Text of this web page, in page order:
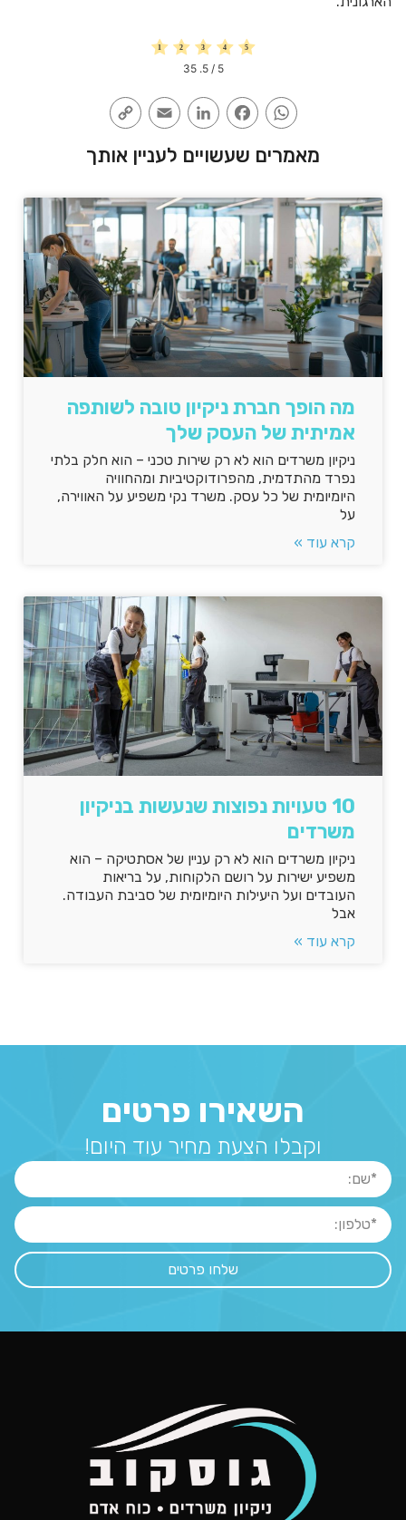
5
/ 5.
35
WhatsApp
Facebook
LinkedIn
Email
מאמרים שעשויים לעניין אותך
מה הופך חברת ניקיון טובה לשותפה
אמיתית של העסק שלך
ניקיון משרדים הוא לא רק שירות טכני – הוא חלק בלתי
נפרד מהתדמית, מהפרודוקטיביות ומהחוויה
היומיומית של כל עסק. משרד נקי משפיע על האווירה,
על
קרא עוד »
10 טעויות נפוצות שנעשות בניקיון
משרדים
ניקיון משרדים הוא לא רק עניין של אסתטיקה – הוא
משפיע ישירות על רושם הלקוחות, על בריאות
העובדים ועל היעילות היומיומית של סביבת העבודה.
אבל
קרא עוד »
השאירו פרטים
וקבלו הצעת מחיר עוד היום!
שלחו פרטים